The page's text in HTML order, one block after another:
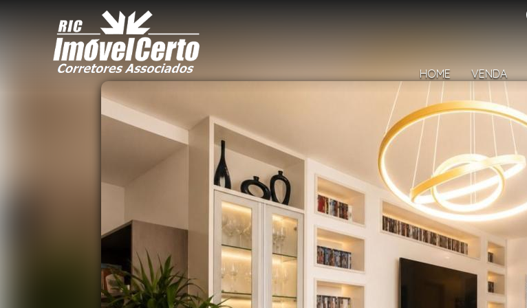
HOME VENDA